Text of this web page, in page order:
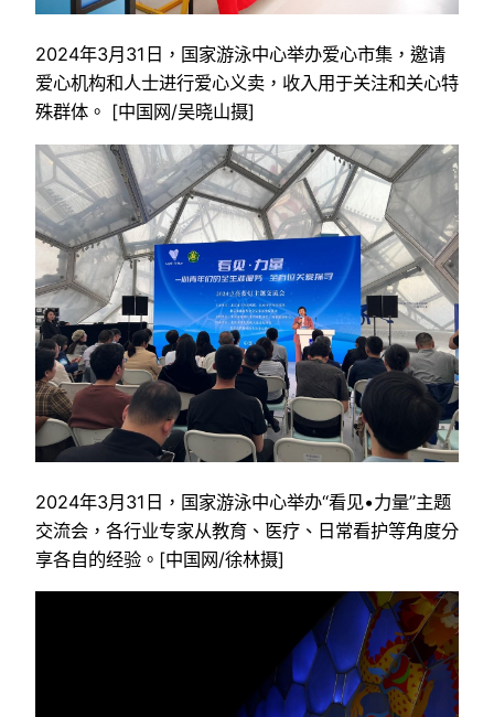
2024年3月31日，国家游泳中心举办爱心市集，邀请
爱心机构和人士进行爱心义卖，收入用于关注和关心特
殊群体。 [中国网/吴晓山摄]
2024年3月31日，国家游泳中心举办“看见•力量”主题
交流会，各行业专家从教育、医疗、日常看护等角度分
享各自的经验。[中国网/徐林摄]